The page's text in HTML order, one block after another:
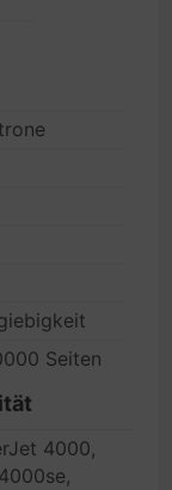
Seiten
4000,